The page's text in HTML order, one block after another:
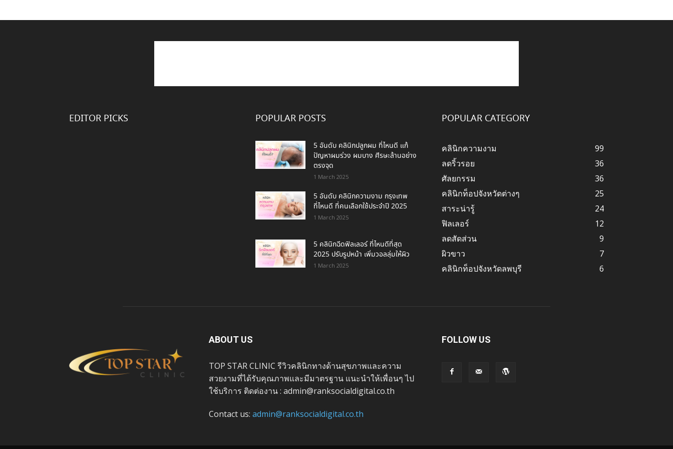
EDITOR PICKS POPULAR POSTS
5 อันดับ คลินิกปลูกผม ที่ไหนดี แก้
ปัญหาผมร่วง ผมบาง ศีรษะล้านอย่าง
ตรงจุด
1 March 2025
5 อันดับ คลินิกความงาม กรุงเทพ
ที่ไหนดี ที่คนเลือกใช้ประจำปี 2025
1 March 2025
5 คลินิกฉีดฟิลเลอร์ ที่ไหนดีที่สุด
2025 ปรับรูปหน้า เพิ่มวอลลุ่มให้ผิว
1 March 2025
POPULAR CATEGORY
คลินิกความงาม
99
ลดริ้วรอย
36
ศัลยกรรม
36
คลินิกท็อปจังหวัดต่างๆ
25
สาระน่ารู้
24
ฟิลเลอร์
12
ลดสัดส่วน
9
ผิวขาว
7
คลินิกท็อปจังหวัดลพบุรี
6
ABOUT US
TOP STAR CLINIC รีวิวคลินิกทางด้านสุขภาพและความ
สวยงามที่ได้รับคุณภาพและมีมาตรฐาน แนะนำให้เพื่อนๆ ไป
ใช้บริการ ติดต่องาน : admin@ranksocialdigital.co.th
Contact us: admin@ranksocialdigital.co.th
FOLLOW US